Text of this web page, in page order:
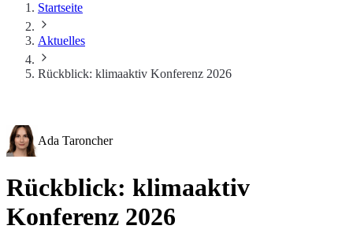
Startseite
Aktuelles
Rückblick: klimaaktiv Konferenz 2026
Ada Taroncher
Rückblick: klimaaktiv
Konferenz 2026